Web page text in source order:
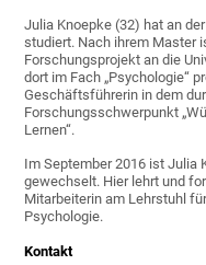
Julia Knoepke (32) hat an
studiert. Nach ihrem Master
Forschungsprojekt an die
dort im Fach „Psychologie“
Geschäftsführerin in dem
Forschungsschwerpunkt
Lernen“.
Im September 2016 ist Julia
gewechselt. Hier lehrt und
Mitarbeiterin am Lehrstuhl
Psychologie.
Kontakt